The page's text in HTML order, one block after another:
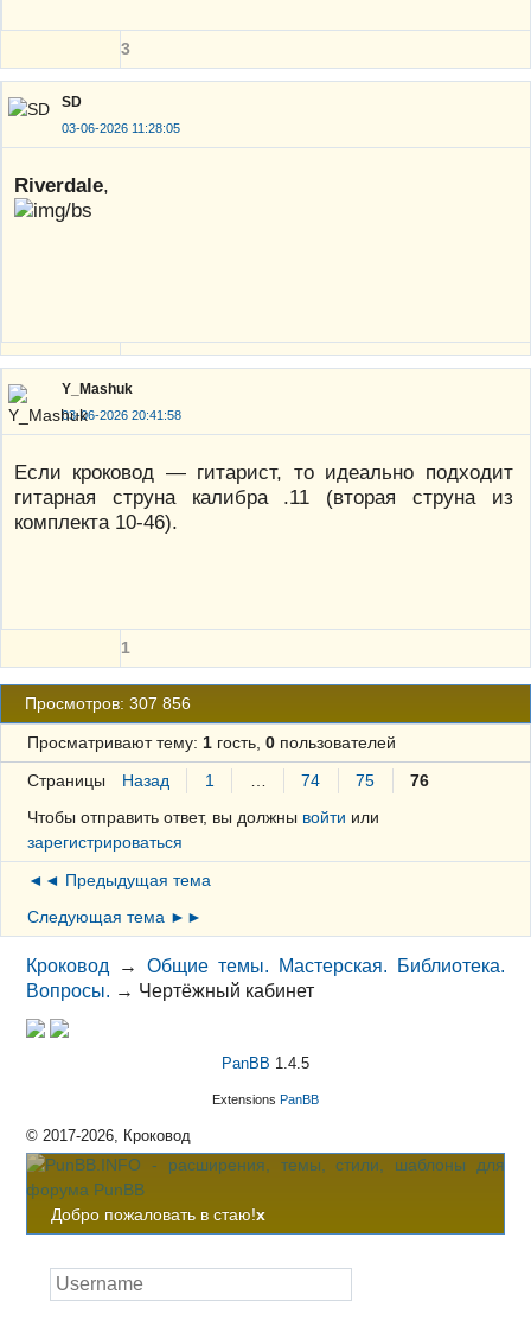
3
SD
03-06-2026 11:28:05
Riverdale,
Y_Mashuk
03-06-2026 20:41:58
Если кроковод — гитарист, то идеально подходит
гитарная струна калибра .11 (вторая струна из
комплекта 10-46).
1
Просмотров: 307 856
Просматривают тему: 1гость, 0пользователей
Страницы Назад 1 … 74 75
76
Чтобы отправить ответ, вы должны войти или
зарегистрироваться
◄◄ Предыдущая тема
Следующая тема ►►
Кроковод →Общие темы. Мастерская. Библиотека.
Вопросы. → Чертёжный кабинет
PanBB 1.4.5
Extensions PanBB
© 2017-2026, Кроковод
Добро пожаловать в стаю!x